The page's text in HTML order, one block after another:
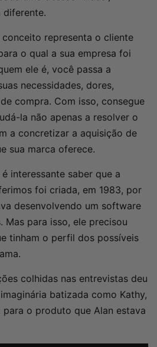
diferente.
representa o cliente
o qual a sua empresa foi
ele é, você passa a
necessidades, dores,
compra. Com isso, consegue
la não apenas a resolver o
a concretizar a aquisição de
sua marca oferece.
interessante saber que a
foi criada, em 1983, por
desenvolvendo um software
Mas para isso, ele precisou
tinham o perfil dos possíveis
colhidas nas entrevistas deu
batizada como Kathy,
para o produto que Alan estava